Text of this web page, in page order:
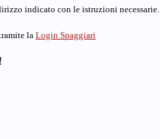
indicato con le istruzioni necessarie.
la Login Spaggiari